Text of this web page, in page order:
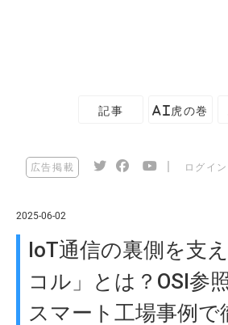
記事 AI虎の巻
広告掲載 ログイン
2025-06-02
IoT通信の裏側を支
コル」とは？OSI参
スマート工場事例で